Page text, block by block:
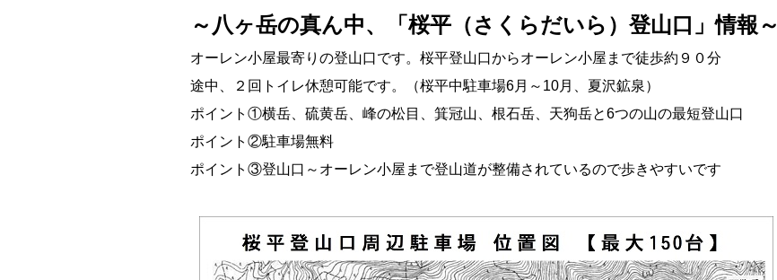
～八ヶ岳の真ん中、「桜平（さくらだいら）登山口」情報～
オーレン小屋最寄りの登山口です。桜平登山口からオーレン小屋まで徒歩約９０分
途中、２回トイレ休憩可能です。（桜平中駐車場6月～10月、夏沢鉱泉）
ポイント①横岳、硫黄岳、峰の松目、箕冠山、根石岳、天狗岳と6つの山の最短登山口
ポイント②駐車場無料
ポイント③登山口～オーレン小屋まで登山道が整備されているので歩きやすいです